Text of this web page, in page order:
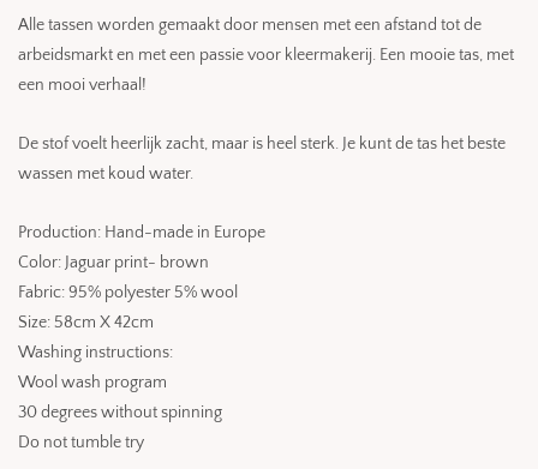
Alle tassen worden gemaakt door mensen met een afstand tot de
arbeidsmarkt en met een passie voor kleermakerij. Een mooie tas, met
een mooi verhaal!
De stof voelt heerlijk zacht, maar is heel sterk. Je kunt de tas het beste
wassen met koud water.
Production: Hand-made in Europe
Color: Jaguar print- brown
Fabric: 95% polyester 5% wool
Size: 58cm X 42cm
Washing instructions:
Wool wash program
30 degrees without spinning
Do not tumble try